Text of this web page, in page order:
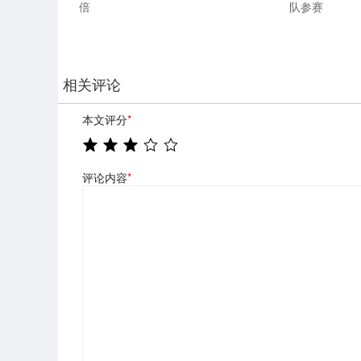
倍 队参赛
相关评论
本文评分*
评论内容*